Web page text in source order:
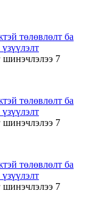
төлөвлөлт ба
шинэчлэлээ 7
төлөвлөлт ба
шинэчлэлээ 7
төлөвлөлт ба
шинэчлэлээ 7